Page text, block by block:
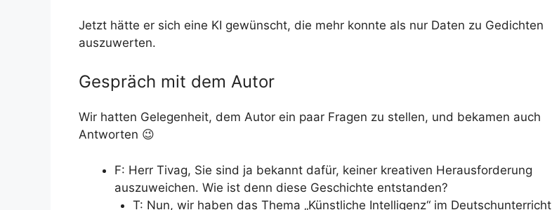
Jetzt hätte er sich eine KI gewünscht, die mehr konnte als nur Daten zu Gedichten
auszuwerten.
Gespräch mit dem Autor
Wir hatten Gelegenheit, dem Autor ein paar Fragen zu stellen, und bekamen auch
Antworten 😉
F: Herr Tivag, Sie sind ja bekannt dafür, keiner kreativen Herausforderung
auszuweichen. Wie ist denn diese Geschichte entstanden?
T: Nun, wir haben das Thema „Künstliche Intelligenz“ im Deutschunterricht